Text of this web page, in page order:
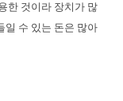
한 것이라 장치가 많
일 수 있는 돈은 많아